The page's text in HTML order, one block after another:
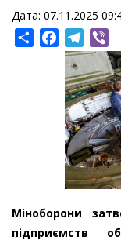
Дата: 07.11.2025
ShareFacebook
Міноборони
підприємств